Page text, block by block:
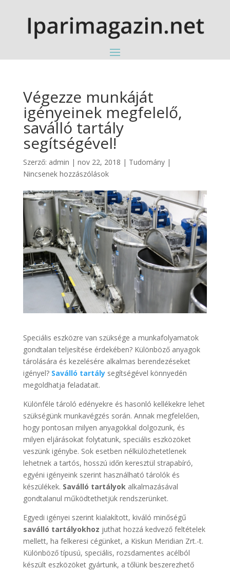
Végezze munkáját
igényeinek megfelelő,
saválló tartály
segítségével!
Szerző: admin | nov 22, 2018 | Tudomány|
Nincsenek hozzászólások
Speciális eszközre van szüksége a munkafolyamatok
gondtalan teljesítése érdekében? Különböző anyagok
tárolására és kezelésére alkalmas berendezéseket
igényel? Saválló tartály segítségével könnyedén
megoldhatja feladatait.
Különféle tároló edényekre és hasonló kellékekre lehet
szükségünk munkavégzés során. Annak megfelelően,
hogy pontosan milyen anyagokkal dolgozunk, és
milyen eljárásokat folytatunk, speciális eszközöket
veszünk igénybe. Sok esetben nélkülözhetetlenek
lehetnek a tartós, hosszú időn keresztül strapabíró,
egyéni igényeink szerint használható tárolók és
készülékek. Saválló tartályokalkalmazásával
gondtalanul működtethetjük rendszerünket.
Egyedi igényei szerint kialakított, kiváló minőségű
saválló tartályokhoz juthat hozzá kedvező feltételek
mellett, ha felkeresi cégünket, a Kiskun Meridian Zrt.-t.
Különböző típusú, speciális, rozsdamentes acélból
készült eszközöket gyártunk, a tőlünk beszerezhető